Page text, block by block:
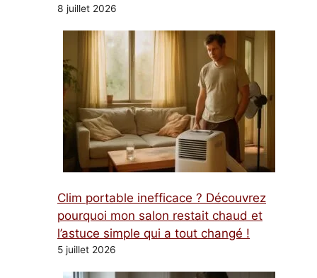
8 juillet 2026
Clim portable inefficace ? Découvrez
pourquoi mon salon restait chaud et
l’astuce simple qui a tout changé !
5 juillet 2026